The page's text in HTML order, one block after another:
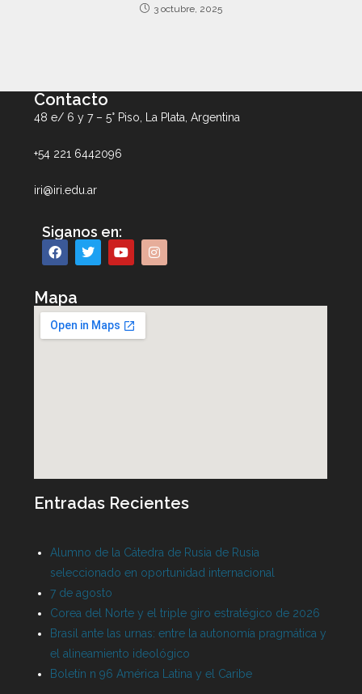
3 octubre, 2025
Contacto
48 e/ 6 y 7 – 5° Piso, La Plata, Argentina
+54 221 6442096
iri@iri.edu.ar
Siganos en:
Mapa
Entradas Recientes
Alumno de la Cátedra de Rusia de Rusia
seleccionado en oportunidad internacional
7 de agosto
Corea del Norte y el triple giro estratégico de 2026
Brasil ante las urnas: entre la autonomía pragmática y
el alineamiento ideológico
Boletín n 96 América Latina y el Caribe